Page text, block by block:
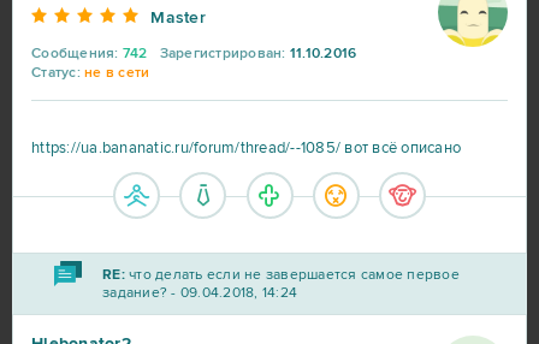
Master
Сообщения: 742 Зарегистрирован: 11.10.2016
Статус: не в сети
https://ua.bananatic.ru/forum/thread/--1085/ вот всё описано
RE:что делать если не завершается самое первое
задание? - 09.04.2018, 14:24
5
Eternal Edge+ Prologue 4